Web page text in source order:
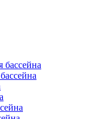
бассейна